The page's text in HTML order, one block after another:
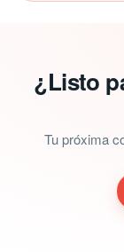
¿Listo
Tu próxima